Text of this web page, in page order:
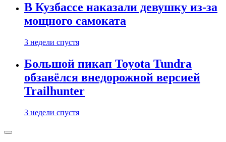
В Кузбассе наказали девушку из-за
мощного самоката
3 недели спустя
Большой пикап Toyota Tundra
обзавёлся внедорожной версией
Trailhunter
3 недели спустя